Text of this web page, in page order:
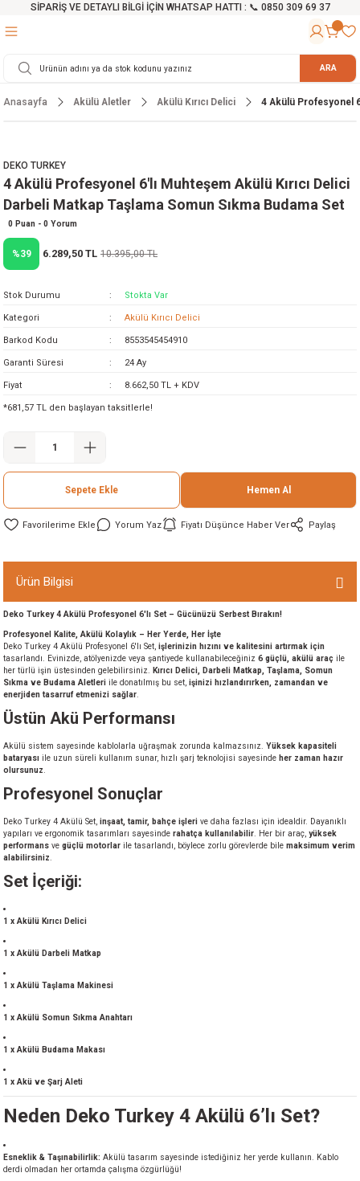
SİPARİŞ VE DETAYLI BİLGİ İÇİN WHATSAP HATTI : 📞 0850 309 69 37
Testereler
Makinesi
Testereler
Cihazları
Mikser
ve Arabalar
Malzemeleri ARA
Anasayfa Akülü Aletler Akülü Kırıcı Delici 4 Akülü Profesyonel
DEKO TURKEY
4 Akülü Profesyonel 6'lı Muhteşem Akülü Kırıcı Delici
Darbeli Matkap Taşlama Somun Sıkma Budama Set
0 Puan - 0 Yorum
%39 6.289,50 TL 10.395,00 TL
Stok Durumu Stokta Var
Kategori Akülü Kırıcı Delici
Barkod Kodu 8553545454910
Garanti Süresi 24 Ay
Fiyat 8.662,50 TL + KDV
*681,57 TL den başlayan taksitlerle!
Sepete Ekle Hemen Al
Yorum Yaz Fiyatı Düşünce Haber Ver Paylaş
Ürün Bilgisi
Deko Turkey 4 Akülü Profesyonel 6'lı Set – Gücünüzü Serbest Bırakın!
Profesyonel Kalite, Akülü Kolaylık – Her Yerde, Her İşte
Deko Turkey 4 Akülü Profesyonel 6'lı Set, işlerinizin hızını ve kalitesini artırmak için
tasarlandı. Evinizde, atölyenizde veya şantiyede kullanabileceğiniz 6 güçlü, akülü araç ile
her türlü işin üstesinden gelebilirsiniz.
Kırıcı Delici, Darbeli Matkap, Taşlama, Somun
Sıkma ve Budama Aletleri ile donatılmış bu set, işinizi hızlandırırken, zamandan ve
enerjiden tasarruf etmenizi sağlar
Üstün Akü Performansı
Akülü sistem sayesinde kablolarla uğraşmak zorunda kalmazsınız. Yüksek kapasiteli
bataryası ile uzun süreli kullanım sunar, hızlı şarj teknolojisi sayesinde her zaman hazır
olursunuz
Profesyonel Sonuçlar
Deko Turkey 4 Akülü Set, inşaat, tamir, bahçe işleri ve daha fazlası için idealdir. Dayanıklı
yapıları ve ergonomik tasarımları sayesinde rahatça kullanılabilir . Her bir araç, yüksek
performans ve güçlü motorlar ile tasarlandı, böylece zorlu görevlerde bile maksimum verim
alabilirsiniz
Set İçeriği:
1 x Akülü Kırıcı Delici
1 x Akülü Darbeli Matkap
1 x Akülü Taşlama Makinesi
1 x Akülü Somun Sıkma Anahtarı
1 x Akülü Budama Makası
1 x Akü ve Şarj Aleti
Neden Deko Turkey 4 Akülü 6’lı Set?
Esneklik & Taşınabilirlik: Akülü tasarım sayesinde istediğiniz her yerde kullanın. Kablo
derdi olmadan her ortamda çalışma özgürlüğü!